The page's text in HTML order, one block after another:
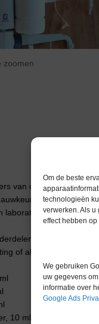
Om de beste
technologieën
verwerken. Als u
effect hebben
We gebruiken
uw gegevens
informatie over
Google Ads
zoomen
van diverse
doseren van
voor
en accessoires
of als reservevoorraad.
10 ml